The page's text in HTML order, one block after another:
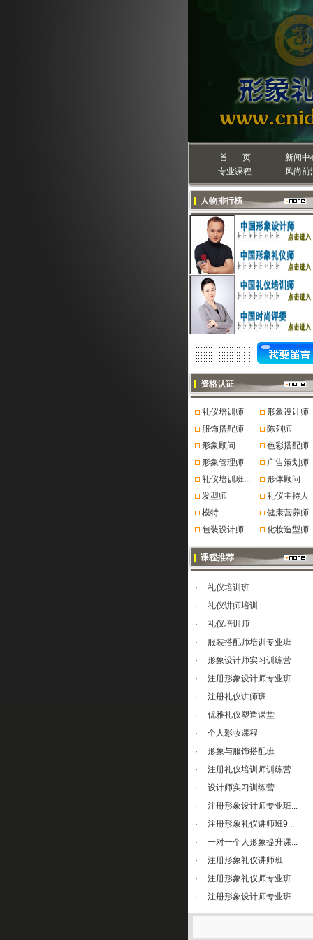
首 页
新闻中
专业课程
风尚前
人物排行榜
资格认证
礼仪培训师
形象设计师
服饰搭配师
陈列师
形象顾问
色彩搭配师
形象管理师
广告策划师
礼仪培训班...
形体顾问
发型师
礼仪主持人
模特
健康营养师
包装设计师
化妆造型师
课程推荐
·
礼仪培训班
·
礼仪讲师培训
·
礼仪培训师
·
服装搭配师培训专业班
·
形象设计师实习训练营
·
注册形象设计师专业班...
·
注册礼仪讲师班
·
优雅礼仪塑造课堂
·
个人彩妆课程
·
形象与服饰搭配班
·
注册礼仪培训师训练营
·
设计师实习训练营
·
注册形象设计师专业班...
·
注册形象礼仪讲师班9...
·
一对一个人形象提升课...
·
注册形象礼仪讲师班
·
注册形象礼仪师专业班
·
注册形象设计师专业班